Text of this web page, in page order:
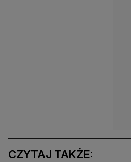
CZYTAJ TAKŻE: